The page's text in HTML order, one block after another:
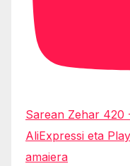
Sarean Zehar 420
AliExpressi eta
amaiera